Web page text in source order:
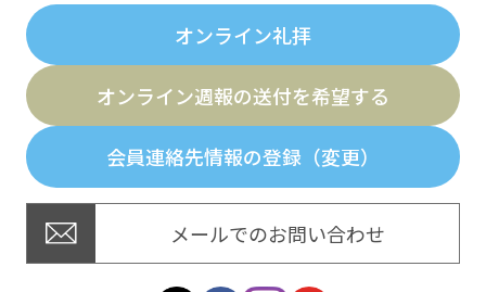
オンライン礼拝
オンライン週報の送付を希望する
会員連絡先情報の登録（変更）
メールでのお問い合わせ